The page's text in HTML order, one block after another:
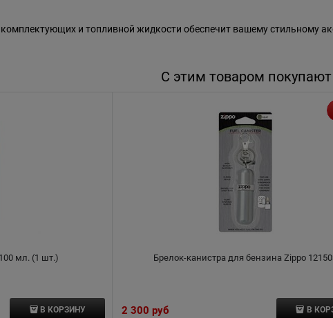
и топливной жидкости обеспечит вашему стильному
С этим товаром покупают
мл. (1 шт.)
В КОРЗИНУ
Брелок-канистра для бензина Zippo
2 300 руб В